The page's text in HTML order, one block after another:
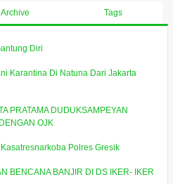
Archive Tags
Diri
Karantina Di Natuna Dari Jakarta
PRATAMA DUDUKSAMPEYAN
OJK
Polres Gresik
BENCANA BANJIR DI DS IKER- IKER